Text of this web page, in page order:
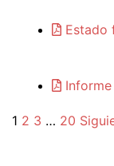
Estado
Informe
1 2 3 … 20